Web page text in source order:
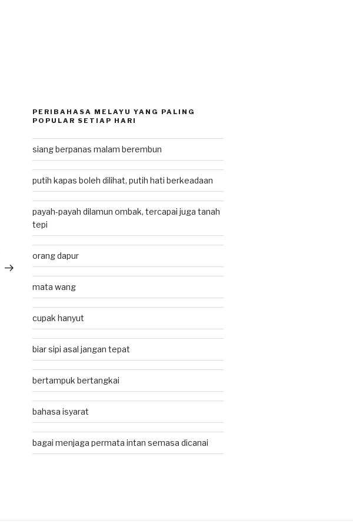
Post
PERIBAHASA MELAYU YANG PALING
POPULAR SETIAP HARI
siang berpanas malam berembun
putih kapas boleh dilihat, putih hati berkeadaan
payah-payah dilamun ombak, tercapai juga tanah
tepi
orang dapur
mata wang
cupak hanyut
biar sipi asal jangan tepat
bertampuk bertangkai
bahasa isyarat
bagai menjaga permata intan semasa dicanai